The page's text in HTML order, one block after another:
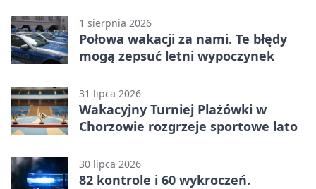
1 sierpnia 2026
Połowa wakacji za nami. Te błędy
mogą zepsuć letni wypoczynek
31 lipca 2026
Wakacyjny Turniej Plażówki w
Chorzowie rozgrzeje sportowe lato
30 lipca 2026
82 kontrole i 60 wykroczeń.